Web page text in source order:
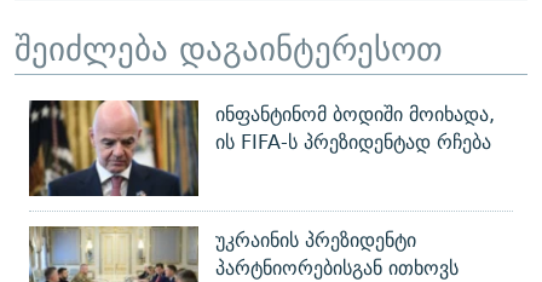
შეიძლება დაგაინტერესოთ
ინფანტინომ ბოდიში მოიხადა,
ის FIFA-ს პრეზიდენტად რჩება
უკრაინის პრეზიდენტი
პარტნიორებისგან ითხოვს